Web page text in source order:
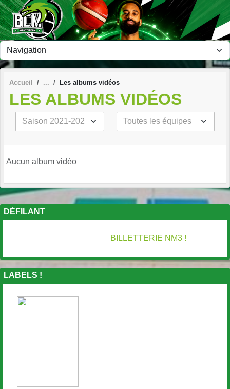
Accueil Les albums vidéos
LES ALBUMS VIDÉOS
Aucun album vidéo
DÉFILANT
BILLETTERIE NM3 !
LABELS !
Panneau de gestion des cookies